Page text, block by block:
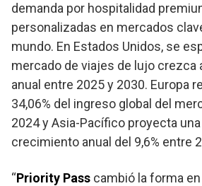
demanda por hospitalidad
personalizadas en mercados
mundo. En Estados Unidos, se
mercado de viajes de lujo crezca
anual entre 2025 y 2030. Europa
34,06% del ingreso global del
2024 y Asia-Pacífico proyecta
crecimiento anual del 9,6% entre
“Priority Pass cambió la forma